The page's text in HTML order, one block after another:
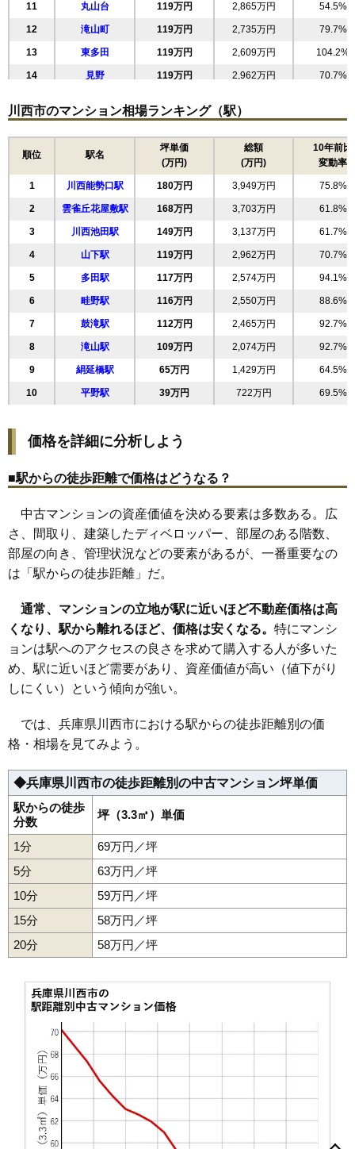
マンションナビで
無料一括査定をする
交通 川西能勢口駅（1分）、川西池田駅（6分）
相場 6,290万円～6,690万円
(86.2万円/㎡~91.6万円/㎡)
マンションナビで
無料一括査定をする
ジオ川西多田ブライトサイト
住所 兵庫県川西市東多田3丁目
交通
3,810万円～4,110万円
(48.2万円/㎡~52.0万円/㎡)
マンションナビで
無料一括査定をする
兵庫県川西市小戸1丁目
交通
川西能勢口駅（3分）、川西池田駅（9分）、絹延
橋駅（15分）
相場 5,870万円～6,270万円
(75.3万円/㎡~80.4万円/㎡)
マンションナビで
無料一括査定をする
エクステラス日生中央ウエストテラス
住所 兵庫県川西市丸山台1丁目
交通 日生中央駅（3分）
(34.8万円/㎡~38.4万円/㎡)
マンションナビで
無料一括査定をする
東急ドエルアルス川西けやき坂
住所
交通
相場 740万円～840万円
(8.9万円/㎡~10.1万円/㎡)
マンションナビで
無料一括査定をする
パルコート川西ラッフィナート
住所 兵庫県川西市東多田3丁目
多田駅（5分）
相場 2,240万円～2,440万円
(26.7万円/㎡~29.0万円/㎡)
マンションナビで
無料一括査定をする
11 丸山台 119万円 2,865万円 54.5%
12 滝山町 119万円 2,735万円 79.7%
13 東多田 119万円 2,609万円 104.2%
14 見野 119万円 2,962万円 70.7%
16 東畦野 116万円 2,556万円 88.0%
112万円 2,457万円 67.3%
111万円 2,447万円 60.2%
19 矢問 110万円 2,312万円 96.1%
20 丸の内町 106万円 1,701万円 95.9%
21 清和台西 103万円 2,276万円 54.5%
22 緑台 77万円 2,073万円 109.5%
23 多田桜木 75万円 1,796万円 89.6%
24 石道 67万円 1,887万円 147.5%
25 向陽台 32万円 573万円 57.0%
26 清和台東 31万円 583万円 52.3%
川西市のマンション相場ランキング（駅）
順位 駅名
坪単価
(万円)
総額
(万円)
10年前比
変動率
1 川西能勢口駅 180万円 3,949万円 75.8%
2 雲雀丘花屋敷駅 168万円 3,703万円 61.8%
3 川西池田駅 149万円 3,137万円 61.7%
4 山下駅 119万円 2,962万円 70.7%
5 多田駅 117万円 2,574万円 94.1%
6 畦野駅 116万円 2,550万円 88.6%
7 鼓滝駅 112万円 2,465万円 92.7%
8 滝山駅 109万円 2,074万円 92.7%
9 絹延橋駅 65万円 1,429万円 64.5%
10 平野駅 39万円 722万円 69.5%
価格を詳細に分析しよう
■駅からの徒歩距離で価格はどうなる？
中古マンションの資産価値を決める要素は多数ある。広
さ、間取り、建築したディベロッパー、部屋のある階数、
部屋の向き、管理状況などの要素があるが、一番重要なの
は「駅からの徒歩距離」だ。
通常、マンションの立地が駅に近いほど不動産価格は高
くなり、駅から離れるほど、価格は安くなる。 特にマンシ
ョンは駅へのアクセスの良さを求めて購入する人が多いた
め、駅に近いほど需要があり、資産価値が高い（値下がり
しにくい）という傾向が強い。
では、兵庫県川西市における駅からの徒歩距離別の価
格・相場を見てみよう。
◆兵庫県川西市の徒歩距離別の中古マンション坪単価
駅からの徒歩
分数
坪（3.3㎡）単価
1分
69万円／坪
5分
63万円／坪
10分
59万円／坪
15分
58万円／坪
20分
58万円／坪